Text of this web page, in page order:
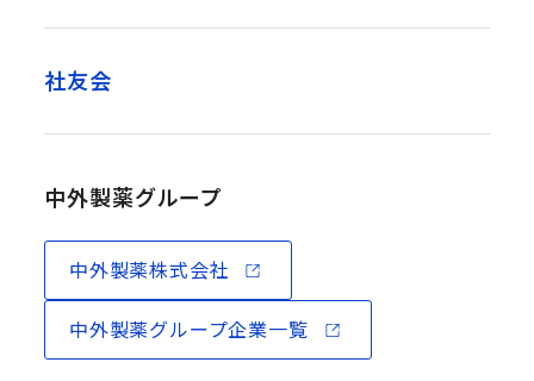
社友会
中外製薬グループ
中外製薬株式会社
中外製薬グループ企業一覧